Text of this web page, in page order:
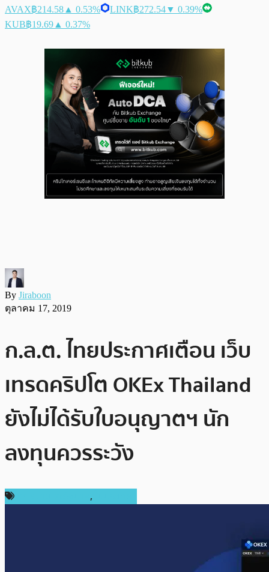
AVAX฿214.58 ▲ 0.53% LINK฿272.54▼ 0.39%
KUB฿19.69 ▲ 0.37%
By Jiraboon
ตุลาคม 17, 2019
ก.ล.ต. ไทยประกาศเตือน เว็บ
เทรดคริปโต OKEx Thailand
ยังไม่ได้รับใบอนุญาตฯ นัก
ลงทุนควรระวัง
,